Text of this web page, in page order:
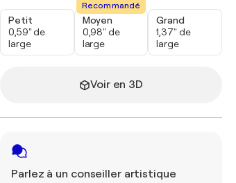
Petit
0,59" de
large
Recommandé
Moyen
0,98" de
large
Grand
1,37" de
large
Voir en 3D
Parlez à un conseiller artistique